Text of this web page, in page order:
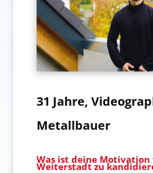
31 Jahre,
Metallbauer
Was ist deine Motivation
Weiterstadt zu